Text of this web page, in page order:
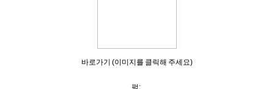
바로가기 (이미지를 클릭해 주세요)
펌: